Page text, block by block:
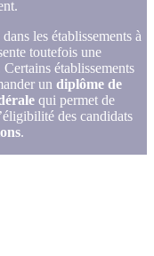
les établissements à
toutefois une
établissements
undiplôme de
qui permet de
des candidats
.